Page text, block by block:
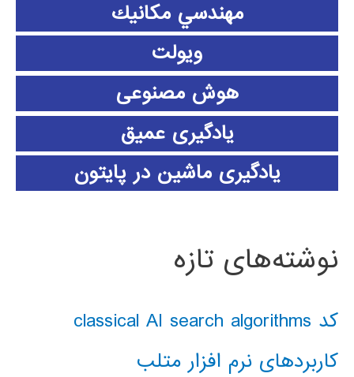
مهندسي مكانيك
ویولت
هوش مصنوعی
یادگیری عمیق
یادگیری ماشین در پایتون
نوشته‌های تازه
کد classical AI search algorithms
کاربردهای نرم افزار متلب